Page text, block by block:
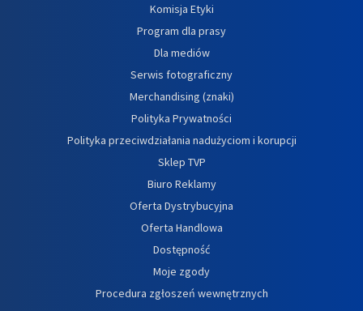
Komisja Etyki
Program dla prasy
Dla mediów
Serwis fotograficzny
Merchandising (znaki)
Polityka Prywatności
Polityka przeciwdziałania nadużyciom i korupcji
Sklep TVP
Biuro Reklamy
Oferta Dystrybucyjna
Oferta Handlowa
Dostępność
Moje zgody
Procedura zgłoszeń wewnętrznych